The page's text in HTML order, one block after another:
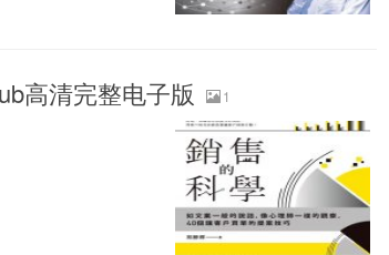
高清完整电子版
1